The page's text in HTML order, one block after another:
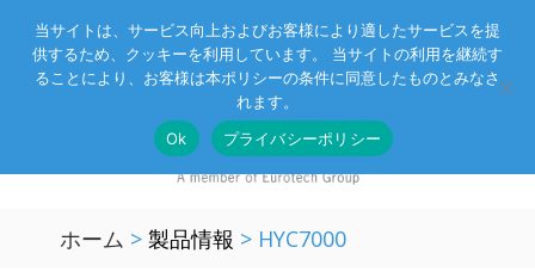
Eurotechグループ お客様サポート お問い合わせ
ホーム > 製品情報 > HYC7000
当サイトは、サービス向上およびお客様により適したサービスを提
供するため、クッキーを利用しています。 当サイトの利用を継続す
ることにより、お客様は本ポリシーの条件に同意したものとみなさ
れます。
Ok
プライバシーポリシー